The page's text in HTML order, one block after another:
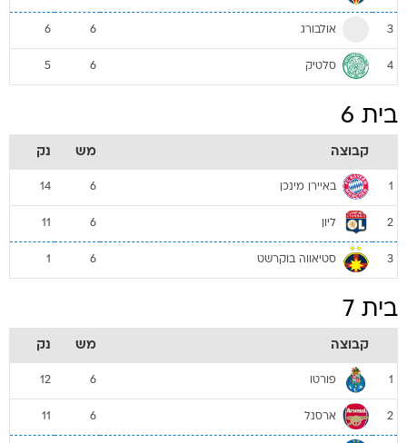
3 אולבורג 6
6
4 סלטיק 6
5
בית 6
קבוצה מש נק
1 באיירן מינכן 6
14
2 ליון 6
11
3 סטיאווה בוקרשט 6
1
בית 7
קבוצה מש נק
1 פורטו 6
12
2 ארסנל 6
11